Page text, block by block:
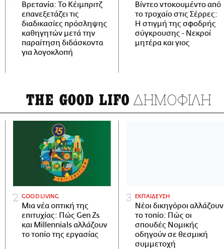
Βρετανία: Το Κέιμπριτζ
επανεξετάζει τις
διαδικασίες πρόσληψης
καθηγητών μετά την
παραίτηση διδάσκοντα
για λογοκλοπή
Βίντεο ντοκουμέντο από
το τροχαίο στις Σέρρες:
Η στιγμή της σφοδρής
σύγκρουσης - Νεκροί
μητέρα και γιος
THE GOOD LIFO ΔΗΜΟΦΙΛΗ
GOOD LIVING
Μια νέα οπτική της
επιτυχίας: Πώς Gen Zs
και Millennials αλλάζουν
το τοπίο της εργασίας
ΕΚΠΑΙΔΕΥΣΗ
Νέοι δικηγόροι αλλάζουν
το τοπίο: Πώς οι
σπουδές Νομικής
οδηγούν σε θεσμική
συμμετοχή